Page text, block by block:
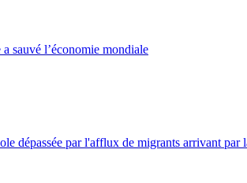
sauvé l’économie mondiale
dépassée par l'afflux de migrants arrivant par